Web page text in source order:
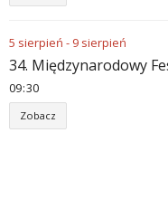
5 sierpień - 9 sierpień
34. Międzynarodowy
09 30
Zobacz